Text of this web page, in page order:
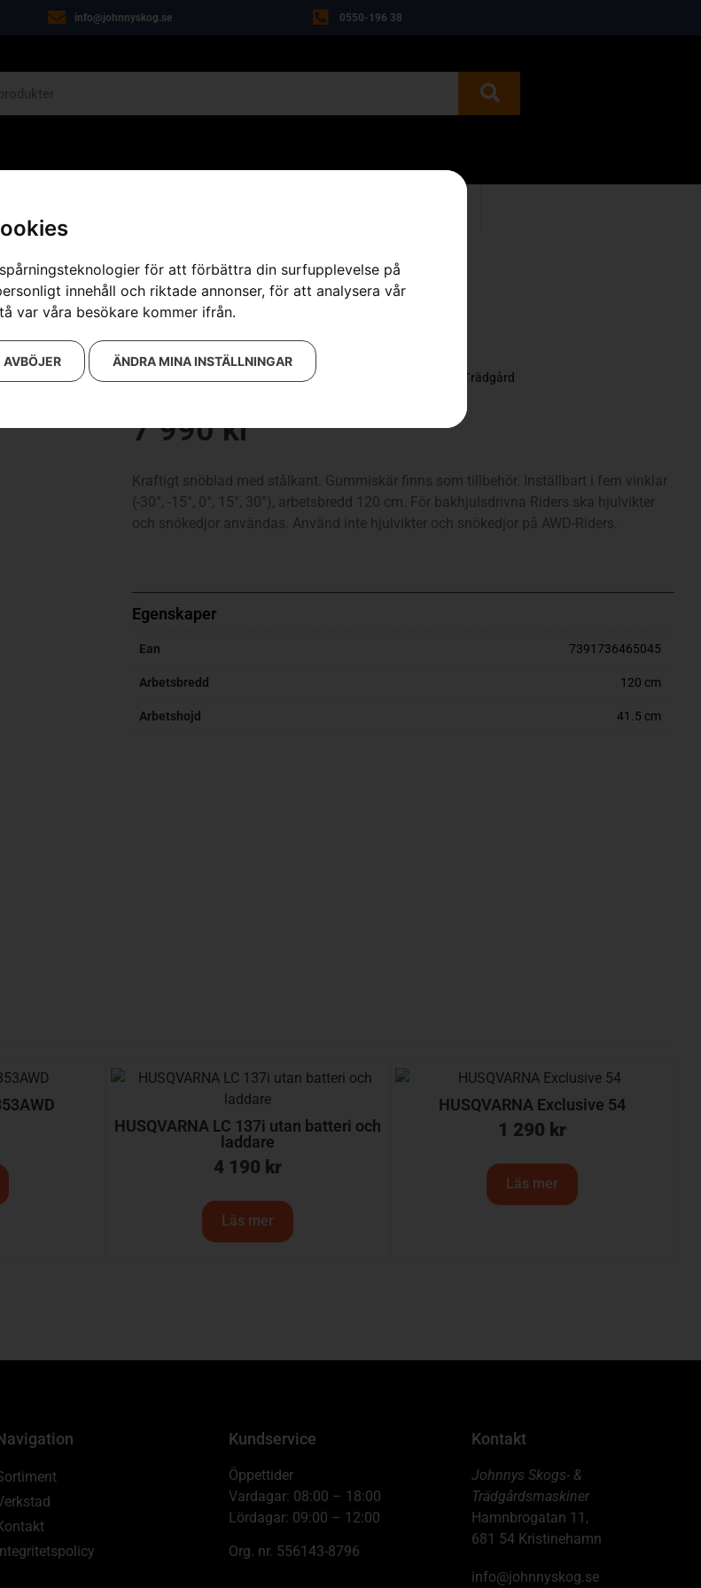
för att förbättra din surfupplevelse på
innehåll och riktade annonser, för att analysera vår
var våra besökare kommer ifrån.
AVBÖJER ÄNDRA MINA INSTÄLLNINGAR
info@johnnyskog.se 0550-196 38
Snöblad – RC-modeller
Artikelnummer: 593025001
Åkgräsklippare,
Trädgård
7 990kr
Kraftigt snöblad med stålkant. Gummiskär finns som tillbehör. Inställbart i fem vinklar
(-30°, -15°, 0°, 15°, 30°), arbetsbredd 120 cm. För bakhjulsdrivna Riders ska hjulvikter
och snökedjor användas. Använd inte hjulvikter och snökedjor på AWD-Riders.
Egenskaper
Ean 7391736465045
Arbetsbredd 120 cm
Arbetshojd 41.5 cm
HUSQVARNA LC 137i utan batteri och
laddare
4 190 kr
Läs mer
HUSQVARNA Exclusive 54
1 290 kr
Läs mer
Kundservice
Öppettider
Vardagar: 08:00 – 18:00
Lördagar: 09:00 – 12:00
Org. nr. 556143-8796
Kontakt
Johnnys Skogs- &
Trädgårdsmaskiner
Hamnbrogatan 11,
681 54 Kristinehamn
info@johnnyskog.se